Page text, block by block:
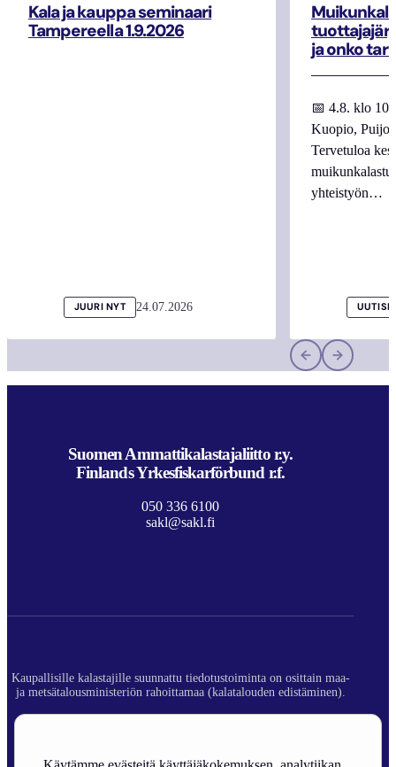
Kala ja kauppa seminaari
Tampereella 1.9.2026
JUURI NYT 24.07.2026
ja onko
📅 4.8. klo
Kuopio,
Tervetuloa
yhteistyön…
Suomen Ammattikalastajaliitto r.y.
Finlands Yrkesfiskarförbund r.f.
050 336 6100
sakl@sakl.fi
Kaupallisille kalastajille suunnattu tiedotustoiminta on osittain maa-
ja metsätalousministeriön rahoittamaa (kalatalouden edistäminen).
Rekisteriseloste